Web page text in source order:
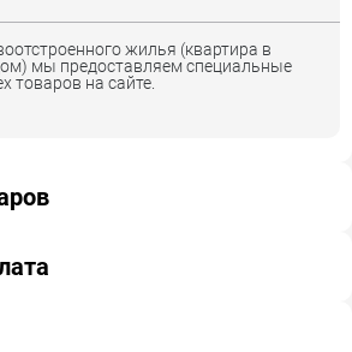
жилья (квартира в
мы предоставляем специальные
товаров на сайте.